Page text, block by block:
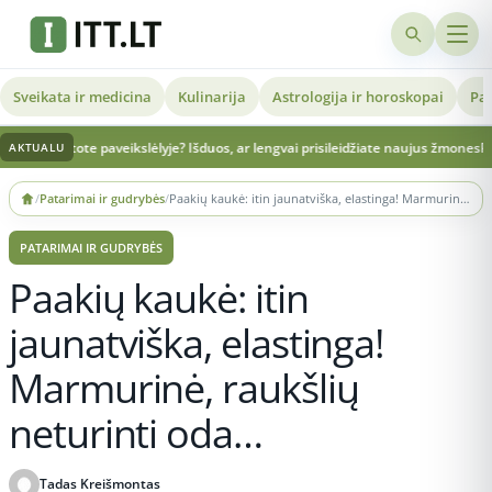
Sveikata ir medicina Kulinarija Astrologija ir horoskopai
AKTUALUIšduos, ar lengvai prisileidžiate naujus žmonesPrabilo apie Rusijos
Skip
to
content
/Patarimai ir gudrybės/ Paakių kaukė: itin jaunatviška, elastinga! Marmurinė, raukšlių neturinti oda…
PATARIMAI IR GUDRYBĖS
Paakių kaukė: itin
jaunatviška, elastinga!
Marmurinė, raukšlių
neturinti oda…
Tadas Kreišmontas